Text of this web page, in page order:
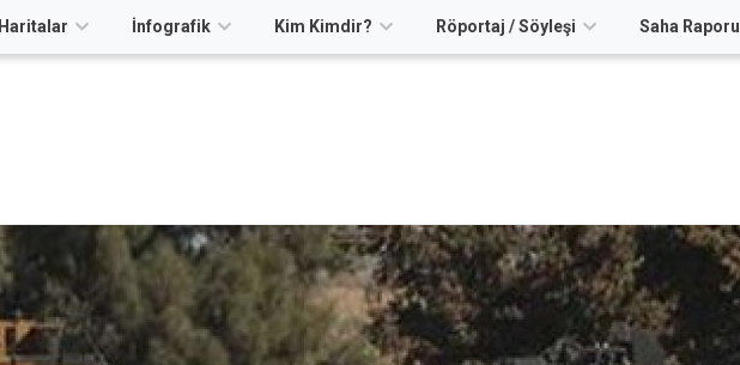
Haritalar İnfografik Kim Kimdir? Röportaj / Söyleşi Saha Raporu